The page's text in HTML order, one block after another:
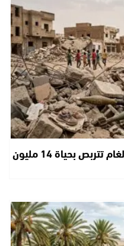
أفخاخ الموت في السودان: الألغام تتربص بحياة 14 مليون